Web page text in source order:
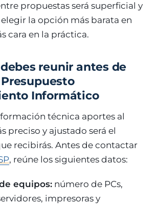
propuestas será superficial y
la opción más barata en
cara en la práctica.
reunir antes de
Informático
técnica aportes al
preciso y ajustado será el
recibirás. Antes de contactar
, reúne los siguientes datos:
equipos: número de PCs,
impresoras y